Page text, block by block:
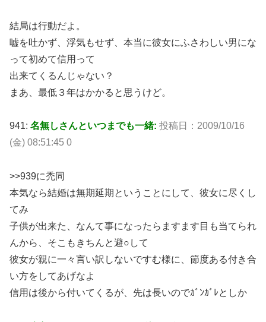
結局は行動だよ。
嘘を吐かず、浮気もせず、本当に彼女にふさわしい男にな
って初めて信用って
出来てくるんじゃない？
まあ、最低３年はかかると思うけど。
941: 名無しさんといつまでも一緒: 投稿日：2009/10/16
(金) 08:51:45 0
>>939に禿同
本気なら結婚は無期延期ということにして、彼女に尽くし
てみ
子供が出来た、なんて事になったらますます目も当てられ
んから、そこもきちんと避○して
彼女が親に一々言い訳しないですむ様に、節度ある付き合
い方をしてあげなよ
信用は後から付いてくるが、先は長いのでｶﾞﾝｶﾞﾚとしか